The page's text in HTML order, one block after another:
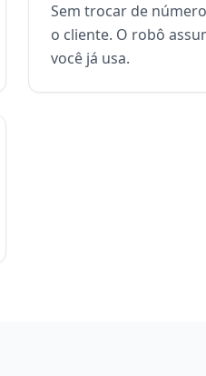
Sem trocar de
o cliente. O robô
você já usa.